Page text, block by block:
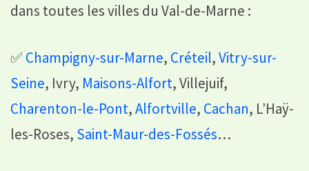
dans toutes les villes du Val-de-Marne :
✅ Champigny-sur-Marne, Créteil,Vitry-sur-
Seine, Ivry, Maisons-Alfort, Villejuif,
Charenton-le-Pont,Alfortville, Cachan, L’Haÿ-
les-Roses, Saint-Maur-des-Fossés…